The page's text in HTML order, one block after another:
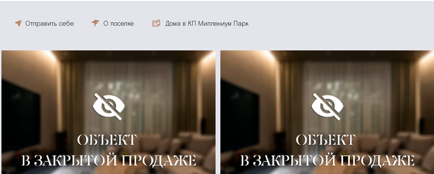
Отправить себе О поселке Дома в КП Миллениум Парк